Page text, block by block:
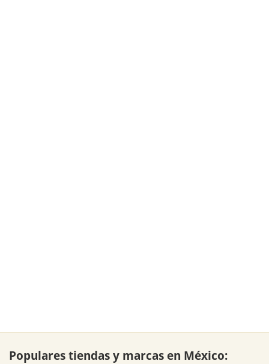
Populares tiendas y marcas en México: